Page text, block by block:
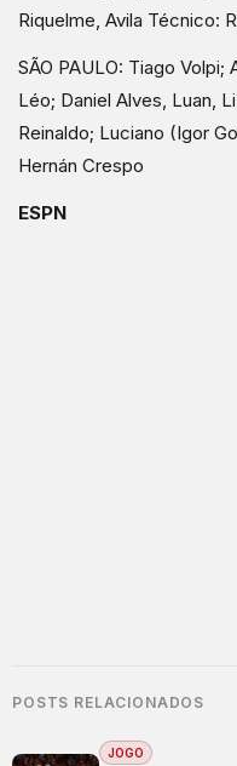
Riquelme, Avila Técnico:
SÃO PAULO: Tiago
Léo; Daniel Alves, Luan,
Reinaldo; Luciano (Igor
Hernán Crespo
ESPN
POSTS RELACIONADOS
JOGO